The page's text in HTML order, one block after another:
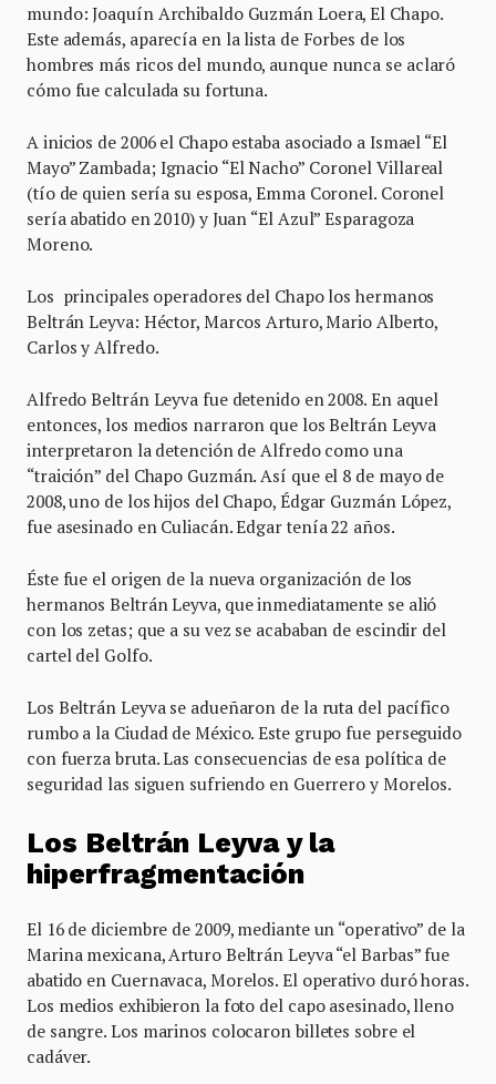
mundo: Joaquín Archibaldo Guzmán Loera, El Chapo.
Este además, aparecía en la lista de Forbes de los
hombres más ricos del mundo, aunque nunca se aclaró
cómo fue calculada su fortuna.
A inicios de 2006 el Chapo estaba asociado a Ismael “El
Mayo” Zambada; Ignacio “El Nacho” Coronel Villareal
(tío de quien sería su esposa, Emma Coronel. Coronel
sería abatido en 2010) y Juan “El Azul” Esparagoza
Moreno.
Los principales operadores del Chapo los hermanos
Beltrán Leyva: Héctor, Marcos Arturo, Mario Alberto,
Carlos y Alfredo.
Alfredo Beltrán Leyva fue detenido en 2008. En aquel
entonces, los medios narraron que los Beltrán Leyva
interpretaron la detención de Alfredo como una
“traición” del Chapo Guzmán. Así que el 8 de mayo de
2008, uno de los hijos del Chapo, Édgar Guzmán López,
fue asesinado en Culiacán. Edgar tenía 22 años.
Éste fue el origen de la nueva organización de los
hermanos Beltrán Leyva, que inmediatamente se alió
con los zetas; que a su vez se acababan de escindir del
cartel del Golfo.
Los Beltrán Leyva se adueñaron de la ruta del pacífico
rumbo a la Ciudad de México. Este grupo fue perseguido
con fuerza bruta. Las consecuencias de esa política de
seguridad las siguen sufriendo en Guerrero y Morelos.
Los Beltrán Leyva y la
hiperfragmentación
El 16 de diciembre de 2009, mediante un “operativo” de la
Marina mexicana, Arturo Beltrán Leyva “el Barbas” fue
abatido en Cuernavaca, Morelos. El operativo duró horas.
Los medios exhibieron la foto del capo asesinado, lleno
de sangre. Los marinos colocaron billetes sobre el
cadáver.